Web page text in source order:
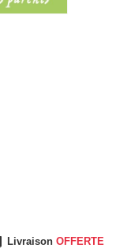
Livraison OFFERTE